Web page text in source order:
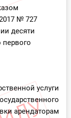
№ 727
десяти
первого
услуги
арендаторам